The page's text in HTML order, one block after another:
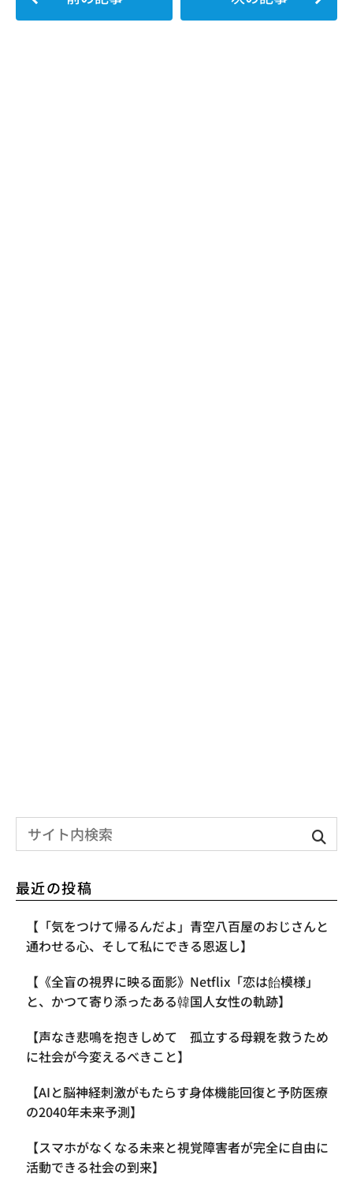
最近の投稿
【「気をつけて帰るんだよ」青空八百屋のおじさんと
通わせる心、そして私にできる恩返し】
【《全盲の視界に映る面影》Netflix「恋は飴模様」
と、かつて寄り添ったある韓国人女性の軌跡】
【声なき悲鳴を抱きしめて 孤立する母親を救うため
に社会が今変えるべきこと】
【AIと脳神経刺激がもたらす身体機能回復と予防医療
の2040年未来予測】
【スマホがなくなる未来と視覚障害者が完全に自由に
活動できる社会の到来】